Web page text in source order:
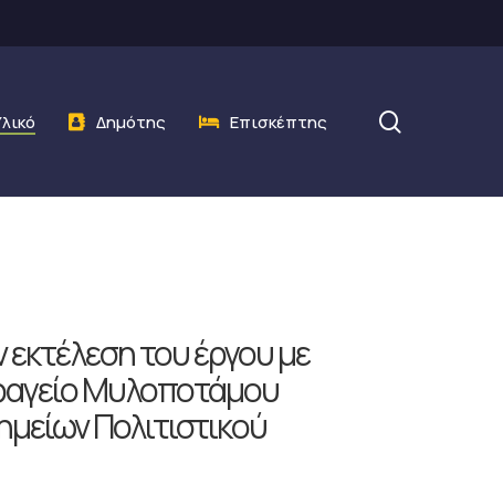
Δημότης Επισκέπτης
του έργου με
Μυλοποτάμου
Πολιτιστικού